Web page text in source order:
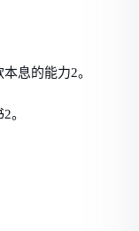
息的能力2。
。